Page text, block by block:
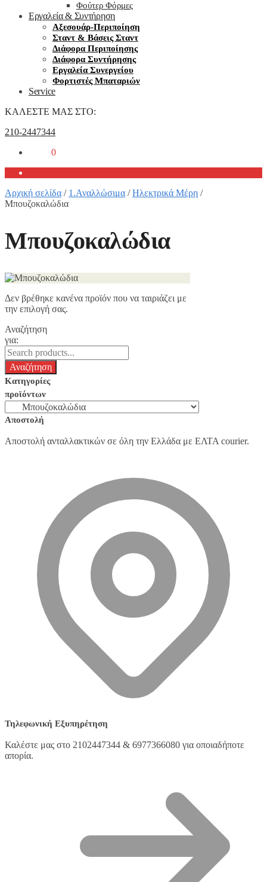
Φούτερ Φόρμες
Εργαλεία & Συντήρηση
Αξεσουάρ-Περιποίηση
Σταντ & Βάσεις Σταντ
Διάφορα Περιποίησης
Διάφορα Συντήρησης
Εργαλεία Συνεργείου
Φορτιστές Μπαταριών
Service
ΚΑΛΕΣΤΕ ΜΑΣ ΣΤΟ:
210-2447344
0
Αρχική σελίδα / 1.Αναλλώσιμα /Ηλεκτρικά Μέρη /
Μπουζοκαλώδια
Μπουζοκαλώδια
Δεν βρέθηκε κανένα προϊόν που να ταιριάζει με
την επιλογή σας.
Αναζήτηση
για:
Κατηγορίες
προϊόντων
Αποστολή
Αποστολή ανταλλακτικών σε όλη την Ελλάδα με ΕΛΤΑ courier.
Τηλεφωνική Εξυπηρέτηση
Καλέστε μας στο 2102447344 & 6977366080 για οποιαδήποτε
απορία.